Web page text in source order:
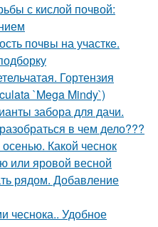
с кислой почвой:
почвы на участке.
Гортензия
`Mega Mindy`)
забора для дачи.
в чем дело???
Какой чеснок
или яровой весной
рядом. Добавление
чеснока.. Удобное